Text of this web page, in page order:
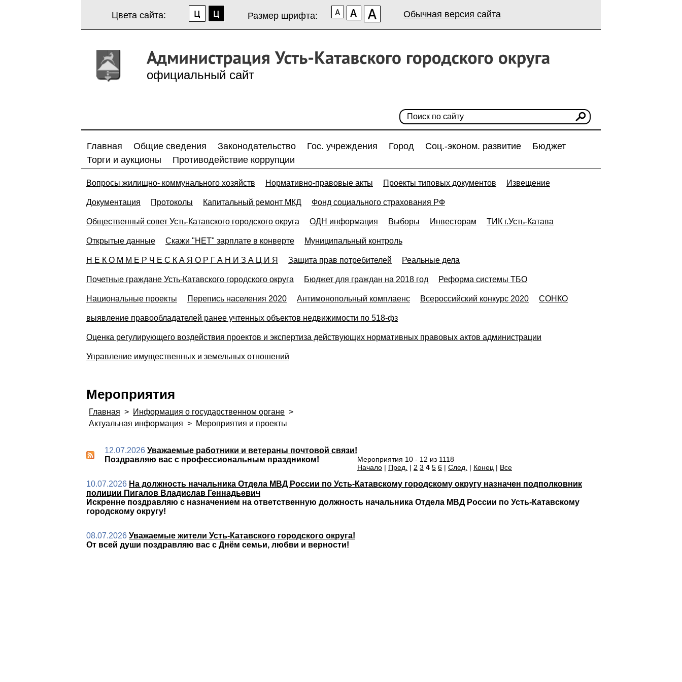
Цвета сайта: Размер шрифта: Обычная версия сайта
официальный сайт
Главная Общие сведения Законодательство Гос. учреждения Город Соц.-эконом. развитие
Бюджет
Торги и аукционы
Противодействие коррупции
Вопросы жилищно- коммунального хозяйств Нормативно-правовые акты Проекты типовых документов Извещение
Документация Протоколы Капитальный ремонт МКД Фонд социального страхования РФ
Общественный совет Усть-Катавского городского округа ОДН информация Выборы Инвесторам ТИК г.Усть-Катава
Открытые данные Скажи "НЕТ" зарплате в конверте Муниципальный контроль
Н Е К О М М Е Р Ч Е С К А Я О Р Г А Н И З А Ц И Я Защита прав потребителей Реальные дела
Почетные граждане Усть-Катавского городского округа Бюджет для граждан на 2018 год Реформа системы ТБО
Национальные проекты Перепись населения 2020 Антимонопольный комплаенс Всероссийский конкурс 2020 СОНКО
выявление правообладателей ранее учтенных объектов недвижимости по 518-фз
Оценка регулирующего воздействия проектов и экспертиза действующих нормативных правовых актов администрации
Управление имущественных и земельных отношений
Мероприятия
Главная > Информация о государственном органе >
Актуальная информация > Мероприятия и проекты
12.07.2026 Уважаемые работники и ветераны почтовой связи!
Поздравляю вас с профессиональным праздником!
10.07.2026 На должность начальника Отдела МВД России по Усть-Катавскому городскому округу назначен подполковник
полиции Пигалов Владислав Геннадьевич
Искренне поздравляю с назначением на ответственную должность начальника Отдела МВД России по Усть-Катавскому
городскому округу!
08.07.2026 Уважаемые жители Усть-Катавского городского округа!
От всей души поздравляю вас с Днём семьи, любви и верности!
Мероприятия 10 - 12 из 1118
Начало | Пред. | 2 3 4 5 6 | След. | Конец | Все